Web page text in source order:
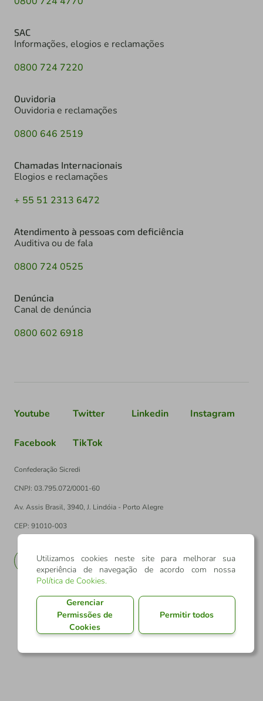
SAC
Informações, elogios e reclamações
0800 724 7220
Ouvidoria
Ouvidoria e reclamações
0800 646 2519
Chamadas Internacionais
Elogios e reclamações
+ 55 51 2313 6472
Atendimento à pessoas com deficiência
Auditiva ou de fala
0800 724 0525
Denúncia
Canal de denúncia
0800 602 6918
Youtube Twitter Linkedin Instagram
Facebook TikTok
Confederação Sicredi
CNPJ: 03.795.072/0001-60
Av. Assis Brasil, 3940, J. Lindóia - Porto Alegre
CEP: 91010-003
EN
Utilizamos cookies neste site para melhorar sua
experiência de navegação de acordo com nossa
Política de Cookies.
Gerenciar
Permissões de
Cookies
Permitir todos